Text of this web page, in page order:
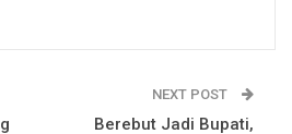
NEXT POST
Berebut Jadi Bupati,